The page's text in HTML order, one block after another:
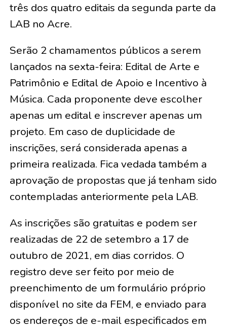
três dos quatro editais da segunda parte da
LAB no Acre.
Serão 2 chamamentos públicos a serem
lançados na sexta-feira: Edital de Arte e
Patrimônio e Edital de Apoio e Incentivo à
Música. Cada proponente deve escolher
apenas um edital e inscrever apenas um
projeto. Em caso de duplicidade de
inscrições, será considerada apenas a
primeira realizada. Fica vedada também a
aprovação de propostas que já tenham sido
contempladas anteriormente pela LAB.
As inscrições são gratuitas e podem ser
realizadas de 22 de setembro a 17 de
outubro de 2021, em dias corridos. O
registro deve ser feito por meio de
preenchimento de um formulário próprio
disponível no site da FEM, e enviado para
os endereços de e-mail especificados em